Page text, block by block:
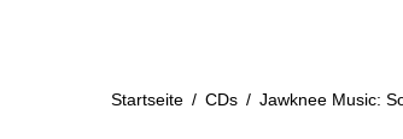
Startseite / CDs / Jawknee Music: